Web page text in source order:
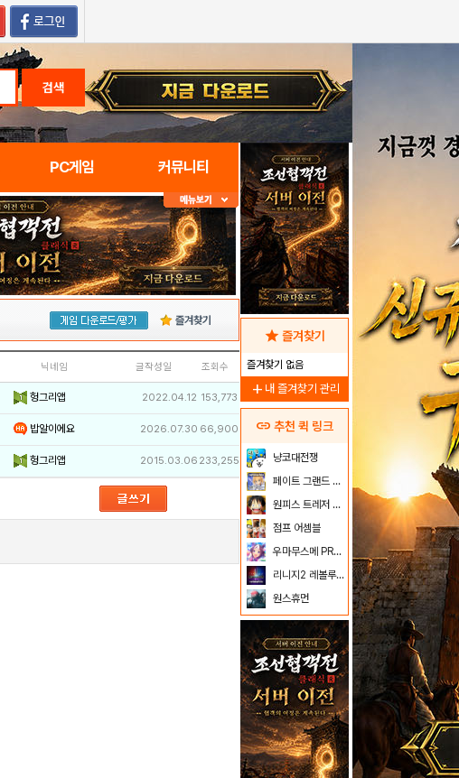
검색
PC게임 커뮤니티
즐겨찾기
닉네임 글작성일 조회수
헝그리앱 2022.04.12 153,773
밥알이에요 2026.07.30 66,900
헝그리앱 2015.03.06 233,255
star 즐겨찾기
즐겨찾기 없음
add 내 즐겨찾기 관리
link 추천 퀵 링크
냥코대전쟁
페이트 그랜드 오더
원피스 트레저 크루즈
점프 어셈블
우마무스메 PRETTY DERBY
리니지2 레볼루션
원스휴먼